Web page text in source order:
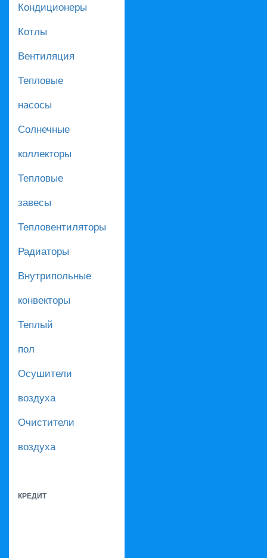
Кондиционеры
Котлы
Вентиляция
Тепловые
насосы
Солнечные
коллекторы
Тепловые
завесы
Тепловентиляторы
Радиаторы
Внутрипольные
конвекторы
Теплый
пол
Осушители
воздуха
Очистители
воздуха
КРЕДИТ